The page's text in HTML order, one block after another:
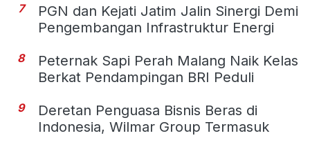
7
PGN dan Kejati Jatim Jalin Sinergi Demi
Pengembangan Infrastruktur Energi
8
Peternak Sapi Perah Malang Naik Kelas
Berkat Pendampingan BRI Peduli
9
Deretan Penguasa Bisnis Beras di
Indonesia, Wilmar Group Termasuk